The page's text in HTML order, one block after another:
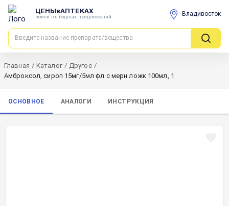
ЦЕНЫвАПТЕКАХ
поиск выгодных предложений Владивосток
Главная / Каталог / Другое /
Амброксол, сироп 15мг/5мл фл с мерн ложк 100мл, 1
ОСНОВНОЕ АНАЛОГИ ИНСТРУКЦИЯ